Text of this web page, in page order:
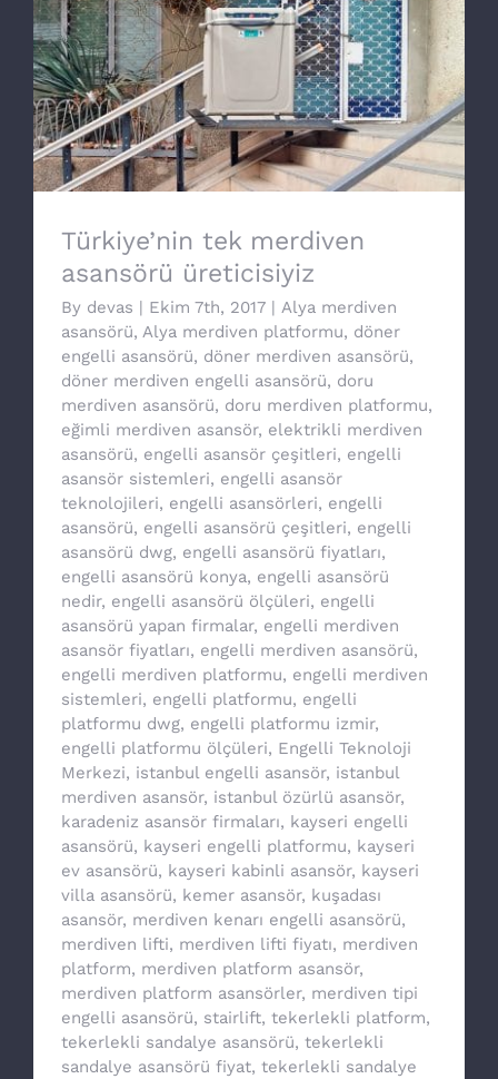
Türkiye’nin tek merdiven asansörü
üreticisiyiz
Türkiye’nin tek merdiven
asansörü üreticisiyiz
By devas | Ekim 7th, 2017 | Alya merdiven
asansörü, Alya merdiven platformu, döner
engelli asansörü, döner merdiven asansörü,
döner merdiven engelli asansörü, doru
merdiven asansörü, doru merdiven platformu,
eğimli merdiven asansör, elektrikli merdiven
asansörü, engelli asansör çeşitleri, engelli
asansör sistemleri, engelli asansör
teknolojileri, engelli asansörleri, engelli
asansörü, engelli asansörü çeşitleri, engelli
asansörü dwg, engelli asansörü fiyatları,
engelli asansörü konya, engelli asansörü
nedir, engelli asansörü ölçüleri, engelli
asansörü yapan firmalar, engelli merdiven
asansör fiyatları, engelli merdiven asansörü,
engelli merdiven platformu, engelli merdiven
sistemleri, engelli platformu, engelli
platformu dwg, engelli platformu izmir,
engelli platformu ölçüleri, Engelli Teknoloji
Merkezi, istanbul engelli asansör, istanbul
merdiven asansör, istanbul özürlü asansör,
karadeniz asansör firmaları, kayseri engelli
asansörü, kayseri engelli platformu, kayseri
ev asansörü, kayseri kabinli asansör, kayseri
villa asansörü, kemer asansör, kuşadası
asansör, merdiven kenarı engelli asansörü,
merdiven lifti, merdiven lifti fiyatı, merdiven
platform, merdiven platform asansör,
merdiven platform asansörler, merdiven tipi
engelli asansörü, stairlift, tekerlekli platform,
tekerlekli sandalye asansörü, tekerlekli
sandalye asansörü fiyat, tekerlekli sandalye